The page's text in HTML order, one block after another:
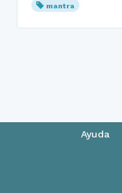
mantra
Ayuda